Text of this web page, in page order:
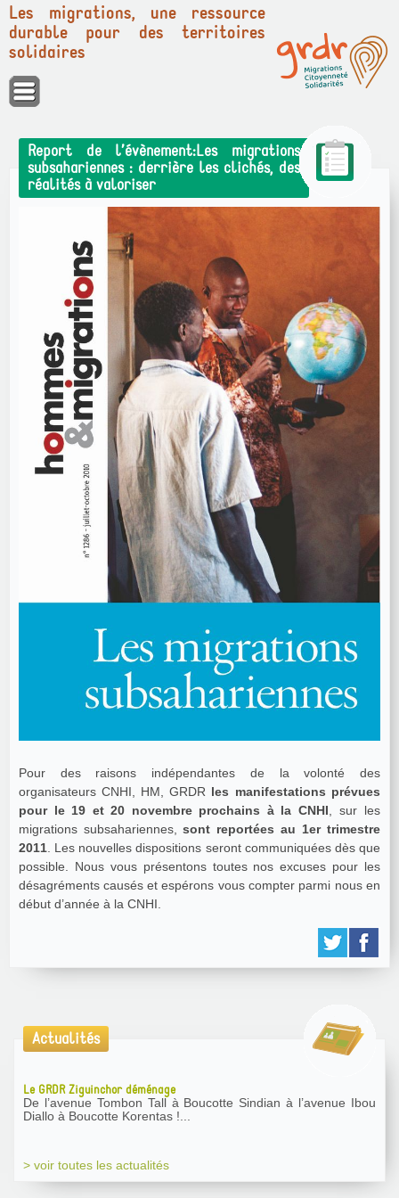
Panneau de gestion des cookies
Les migrations, une ressource
durable pour des territoires
solidaires
Report de l’évènement:Les migrations
subsahariennes : derrière les clichés, des
réalités à valoriser
Pour des raisons indépendantes de la volonté des
organisateurs CNHI, HM, GRDR les manifestations prévues
pour le 19 et 20 novembre prochains à la CNHI
migrations subsahariennes, sont reportées au 1er trimestre
2011 . Les nouvelles dispositions seront communiquées dès que
possible. Nous vous présentons toutes nos excuses pour les
désagréments causés et espérons vous compter parmi nous en
début d’année à la CNHI.
Actualités
Le GRDR Ziguinchor déménage
De l’avenue Tombon Tall à Boucotte Sindian à l’avenue Ibou
Diallo à Boucotte Korentas !...
> voir toutes les actualités